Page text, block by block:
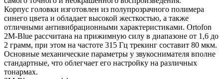
Корпус головки изготовлен из полупрозрачного полимера
синего цвета и обладает высокой жесткостью, а также
отличными антивибрационными характеристиками. Ortofon
2M-Blue рассчитана на прижимную силу в диапазоне от 1,6 до
2 грамм, при этом на частоте 315 Гц трекинг составит 80 мкм.
Основные механические параметры у звукоснимателя вполне
стандартные, что облегчает его настройку на различных
тонармах.